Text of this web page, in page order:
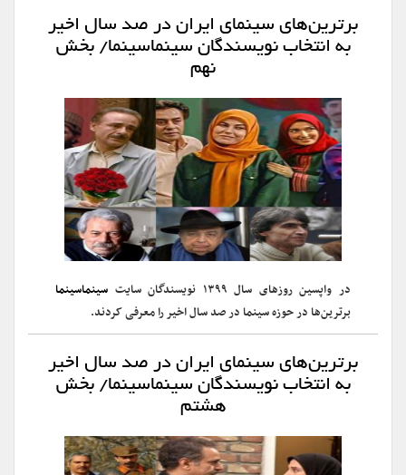
برترین‌های سینمای ایران در صد سال اخیر
به انتخاب نویسندگان سینماسینما/ بخش
نهم
در واپسین روزهای سال ۱۳۹۹ نویسندگان سایت
سینماسینما
برترین‌ها در حوزه سینما در صد سال اخیر را معرفی کردند.
برترین‌های سینمای ایران در صد سال اخیر
به انتخاب نویسندگان سینماسینما/ بخش
هشتم